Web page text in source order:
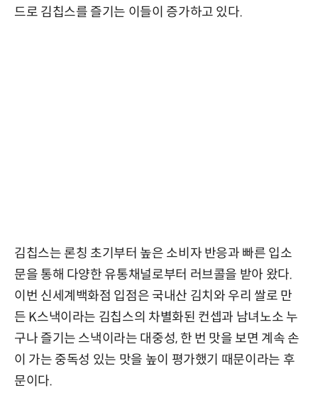
드로 김칩스를 즐기는 이들이 증가하고 있다.
김칩스는 론칭 초기부터 높은 소비자 반응과 빠른 입소
문을 통해 다양한 유통채널로부터 러브콜을 받아 왔다.
이번 신세계백화점 입점은 국내산 김치와 우리 쌀로 만
든 K스낵이라는 김칩스의 차별화된 컨셉과 남녀노소 누
구나 즐기는 스낵이라는 대중성, 한 번 맛을 보면 계속 손
이 가는 중독성 있는 맛을 높이 평가했기 때문이라는 후
문이다.